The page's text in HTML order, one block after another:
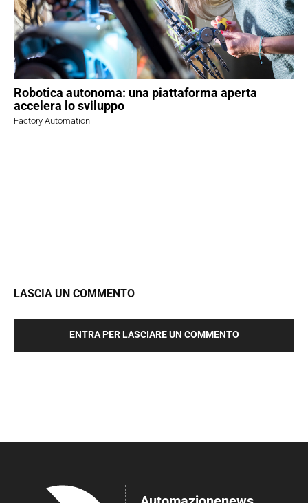
Robotica autonoma: una piattaforma aperta
accelera lo sviluppo
Factory Automation
LASCIA UN COMMENTO
ENTRA PER LASCIARE UN COMMENTO